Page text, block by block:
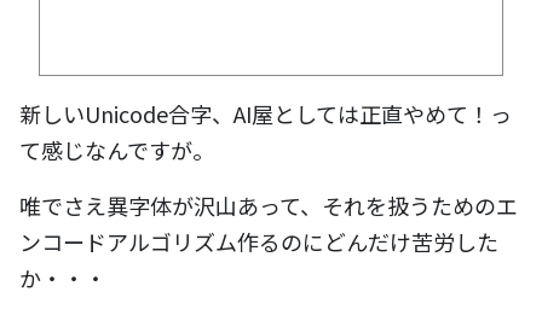
新しいUnicode合字、AI屋としては正直やめて！っ
て感じなんですが。
唯でさえ異字体が沢山あって、それを扱うためのエ
ンコードアルゴリズム作るのにどんだけ苦労した
か・・・